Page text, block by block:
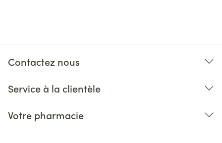
Contactez nous
Service à la clientèle
Votre pharmacie